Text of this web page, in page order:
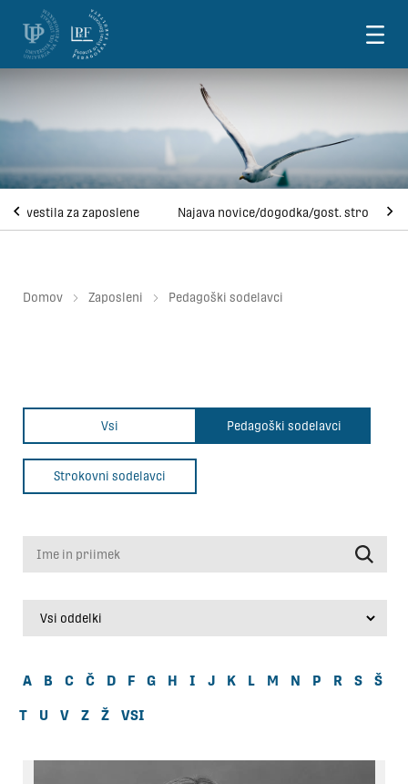
Skoči na vsebino
Obvestila za zaposlene Najava novice/dogodka/gost. strok.
Domov Zaposleni Pedagoški sodelavci
Vsi Pedagoški sodelavci
Strokovni sodelavci
A B C Č D F G H I J K L M N P R S Š
T U V Z Ž VSI